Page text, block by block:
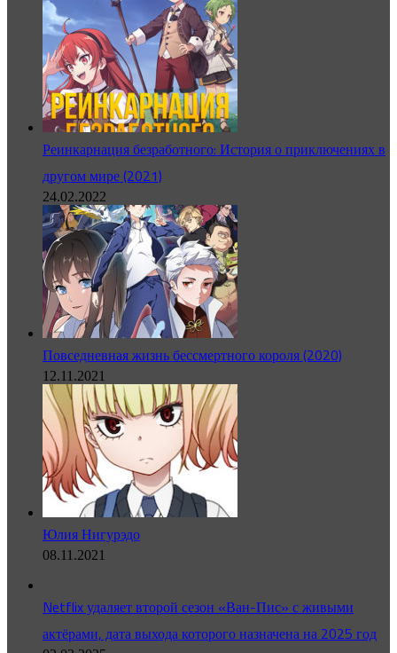
Реинкарнация безработного: История о приключениях в
другом мире (2021)
24.02.2022
Повседневная жизнь бессмертного короля (2020)
12.11.2021
Юлия Нигурэдо
08.11.2021
Netflix удаляет второй сезон «Ван-Пис» с живыми
актёрами, дата выхода которого назначена на 2025 год